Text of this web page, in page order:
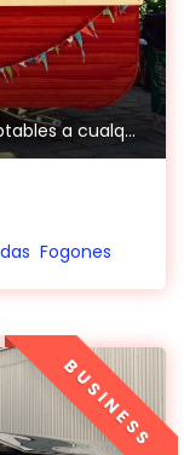
Versatiles, faciles de desplazar y adaptables a cualquier espacio.
Fogones
BUSINESS